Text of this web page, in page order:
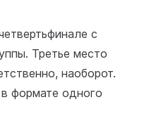
с
Третье место
наоборот.
формате одного